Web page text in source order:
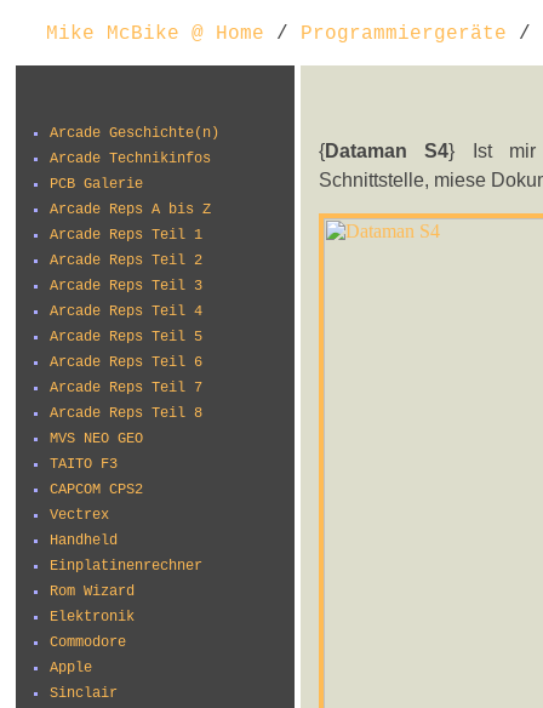
Mike McBike @ Home / Programmiergeräte /
Arcade Geschichte(n)
Arcade Technikinfos
PCB Galerie
Arcade Reps A bis Z
Arcade Reps Teil 1
Arcade Reps Teil 2
Arcade Reps Teil 3
Arcade Reps Teil 4
Arcade Reps Teil 5
Arcade Reps Teil 6
Arcade Reps Teil 7
Arcade Reps Teil 8
MVS NEO GEO
TAITO F3
CAPCOM CPS2
Vectrex
Handheld
Einplatinenrechner
Rom Wizard
Elektronik
Commodore
Apple
Sinclair
{Dataman S4} Ist mir
Schnittstelle, miese